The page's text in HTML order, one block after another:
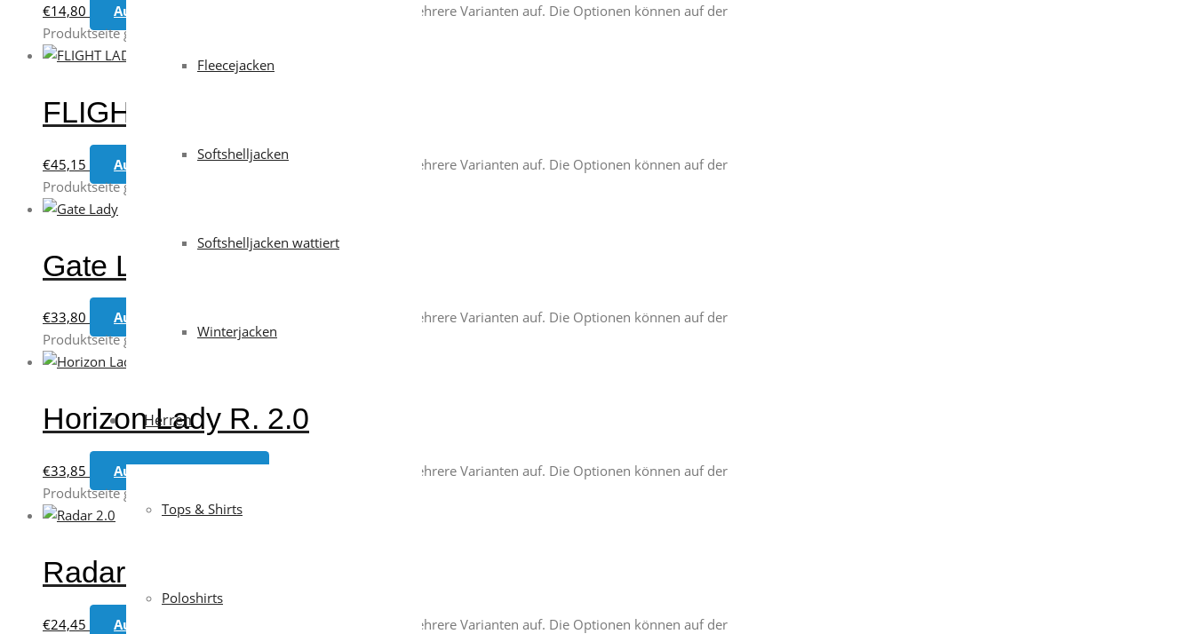
Fleecejacken
Softshelljacken
Softshelljacken wattiert
Winterjacken
Herren
Tops & Shirts
Poloshirts
€14,80 Ausführung wählen
Dieses Produkt weist mehrere Varianten auf. Die Optionen können auf der
Produktseite gewählt werden
FLIGHT LADY
€45,15 Ausführung wählen
Dieses Produkt weist mehrere Varianten auf. Die Optionen können auf der
Produktseite gewählt werden
Gate Lady
€33,80 Ausführung wählen
Dieses Produkt weist mehrere Varianten auf. Die Optionen können auf der
Produktseite gewählt werden
Horizon Lady R. 2.0
€33,85 Ausführung wählen
Dieses Produkt weist mehrere Varianten auf. Die Optionen können auf der
Produktseite gewählt werden
Radar 2.0
€24,45 Ausführung wählen
Dieses Produkt weist mehrere Varianten auf. Die Optionen können auf der